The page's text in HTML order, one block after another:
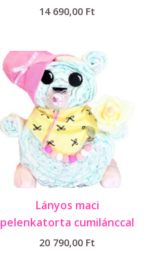
14 690,00 Ft
Lányos maci
pelenkatorta cumilánccal
20 790,00 Ft